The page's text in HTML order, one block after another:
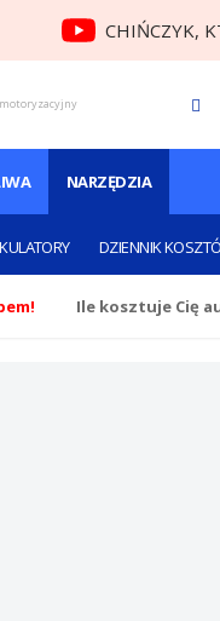
CHIŃCZYK,
NARZĘDZIA
DZIENNIK
Ile kosztuje Cię